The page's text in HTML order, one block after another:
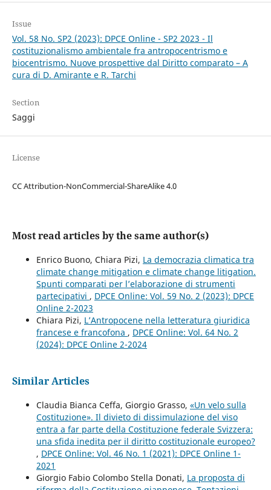
Issue
Vol. 58 No. SP2 (2023): DPCE Online - SP2 2023 - Il
costituzionalismo ambientale fra antropocentrismo e
biocentrismo. Nuove prospettive dal Diritto comparato – A
cura di D. Amirante e R. Tarchi
Section
Saggi
License
CC Attribution-NonCommercial-ShareAlike 4.0
Most read articles by the same author(s)
Enrico Buono, Chiara Pizi, La democrazia climatica tra
climate change mitigation e climate change litigation.
Spunti comparati per l’elaborazione di strumenti
partecipativi , DPCE Online: Vol. 59 No. 2 (2023): DPCE
Online 2-2023
Chiara Pizi, L’Antropocene nella letteratura giuridica
francese e francofona , DPCE Online: Vol. 64 No. 2
(2024): DPCE Online 2-2024
Similar Articles
Claudia Bianca Ceffa, Giorgio Grasso, «Un velo sulla
Costituzione». Il divieto di dissimulazione del viso
entra a far parte della Costituzione federale Svizzera:
una sfida inedita per il diritto costituzionale europeo?
, DPCE Online: Vol. 46 No. 1 (2021): DPCE Online 1-
2021
Giorgio Fabio Colombo Stella Donati, La proposta di